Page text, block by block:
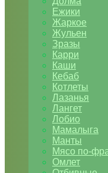
Ежики
Жаркое
Жульен
Зразы
Карри
Каши
Кебаб
Котлеты
Лазанья
Лангет
Лобио
Мамалыга
Манты
Мясо по-
Омлет